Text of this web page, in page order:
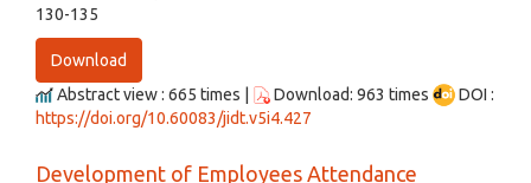
130-135
Download
Abstract view : 665 times |
Download: 963 times
DOI :
https://doi.org/10.60083/jidt.v5i4.427
Development of Employees Attendance